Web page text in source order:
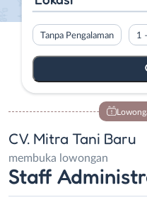
Tanpa Pengalaman 1
CV. Mitra Tani Baru
membuka lowongan
Staff